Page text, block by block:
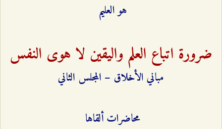
هو العليم
ضرورة اتباع العلم واليقين لا هوى النفس
مباني الأخلاق – المجلس الثاني
محاضرات ألقاها